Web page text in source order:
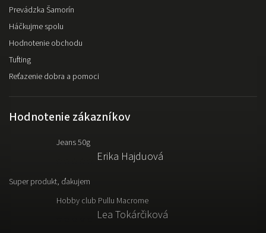
Prevádzka Šamorín
Háčkujme spolu
Hodnotenie obchodu
Tufting
Reťazenie dobra a pomoci
Hodnotenie zákazníkov
Jeans 50g
Erika Hajduová
Super produkt, ďakujem
Hobby club Pullu Macrome
Lea Tokárčiková